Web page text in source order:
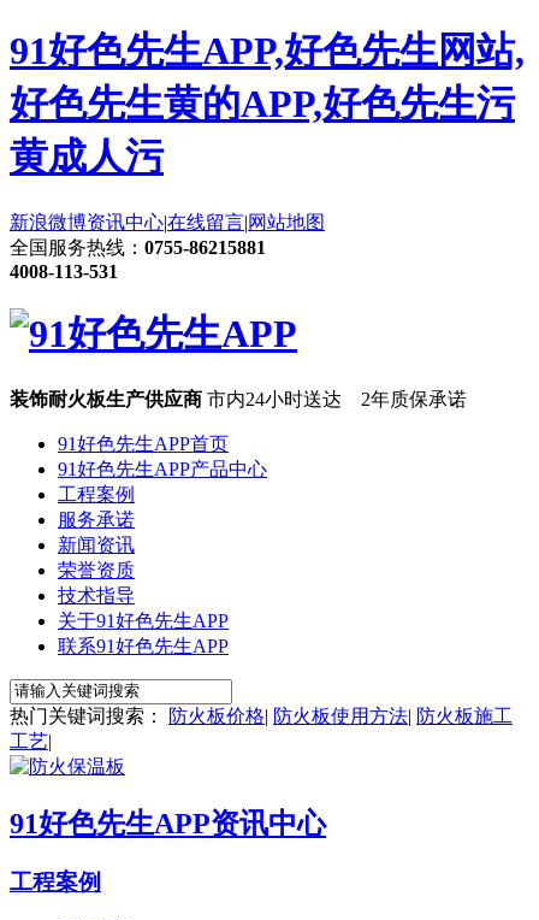
91好色先生APP,好色先生网站,
好色先生黄的APP,好色先生污
黄成人污
新浪微博资讯中心|在线留言|网站地图
全国服务热线： 0755-86215881
4008-113-531
装饰耐火板生产供应商 市内24小时送达 2年质保承诺
91好色先生APP首页
91好色先生APP产品中心
工程案例
服务承诺
新闻资讯
荣誉资质
技术指导
关于91好色先生APP
联系91好色先生APP
热门关键词搜索： 防火板价格| 防火板使用方法| 防火板施工
工艺|
91好色先生APP资讯中心
工程案例